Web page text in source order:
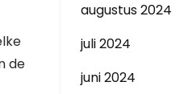
de
augustus 2024
juli 2024
juni 2024